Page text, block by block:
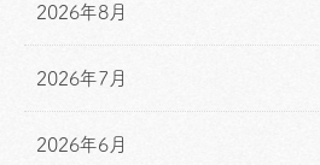
2026年8月
2026年7月
2026年6月